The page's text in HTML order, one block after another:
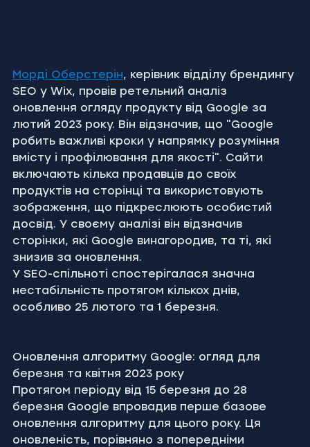
Морді Оберстерін, керівник відділу брендингу
SEO у Wix, провів ретельний аналіз
оновлення огляду продукту від Google за
лютий 2023 року. Він відзначив, що "Google
робить важливі кроки у напрямку розуміння
вмісту і профілювання для якості". Сайти
включають кілька продавців до своїх
продуктів на сторінці та використовують
зображення, що підкреслюють особистий
досвід. У своєму аналізі він відзначив
сторінки, які Google винагородив, та ті, які
знизив за оновлення.
У SEO-спільноті спостерігалася значна
нестабільність протягом кількох днів,
особливо 25 лютого та 1 березня.
Оновлення алгоритму Google: огляд для
березня та квітня 2023 року
Протягом періоду від 15 березня до 28
березня Google впровадив перше базове
оновлення алгоритму для цього року. Ця
оновленість, порівняно з попередніми